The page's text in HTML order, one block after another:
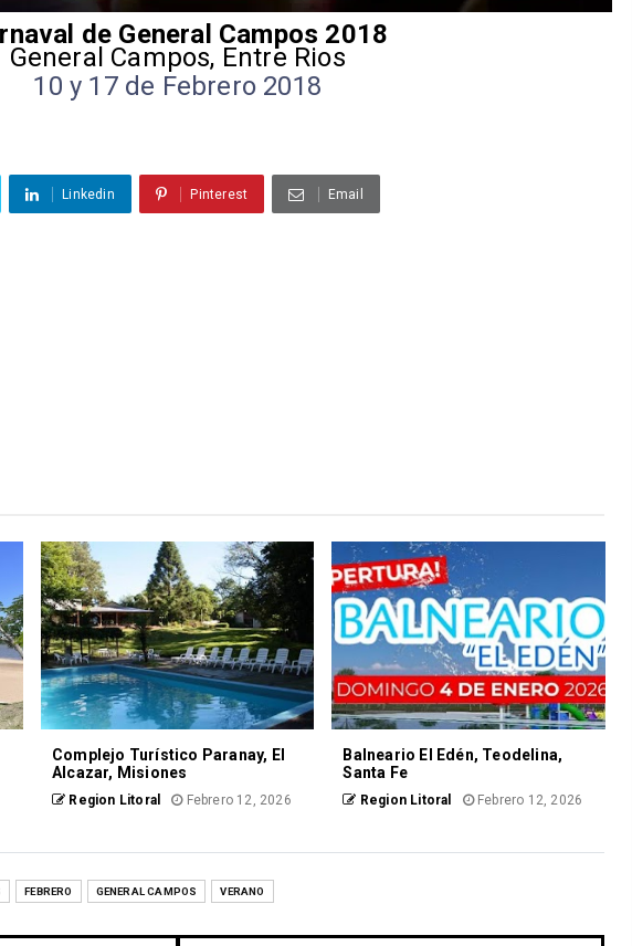
de General Campos 2018
General Campos, Entre Rios
10 y 17 de Febrero 2018
Linkedin Pinterest Email
Complejo Turístico Paranay, El
Alcazar, Misiones
Region Litoral Febrero 12, 2026
Balneario El Edén, Teodelina,
Santa Fe
Region Litoral Febrero 12, 2026
FEBRERO GENERAL CAMPOS VERANO